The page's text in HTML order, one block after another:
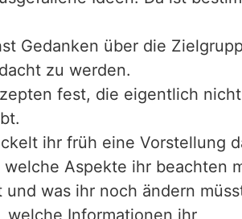
Gedanken über die
zu werden.
fest, die eigentlich nicht
ihr früh eine Vorstellung
welche Aspekte ihr beachten
was ihr noch ändern
welche Informationen ihr